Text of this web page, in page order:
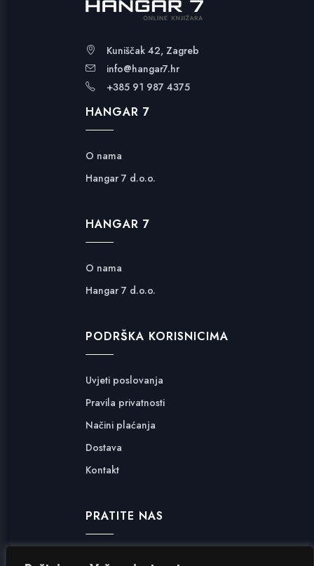
Kuniščak 42, Zagreb
info@hangar7.hr
+385 91 987 4375
HANGAR 7
O nama
Hangar 7 d.o.o.
HANGAR 7
O nama
Hangar 7 d.o.o.
PODRŠKA KORISNICIMA
Uvjeti poslovanja
Pravila privatnosti
Načini plaćanja
Dostava
Kontakt
PRATITE NAS